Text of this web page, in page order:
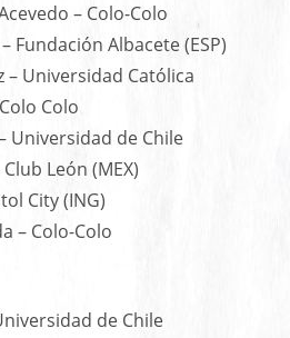
– Colo-Colo
Fundación Albacete (ESP)
– Universidad Católica
Colo
Universidad de Chile
León (MEX)
City (ING)
– Colo-Colo
de Chile